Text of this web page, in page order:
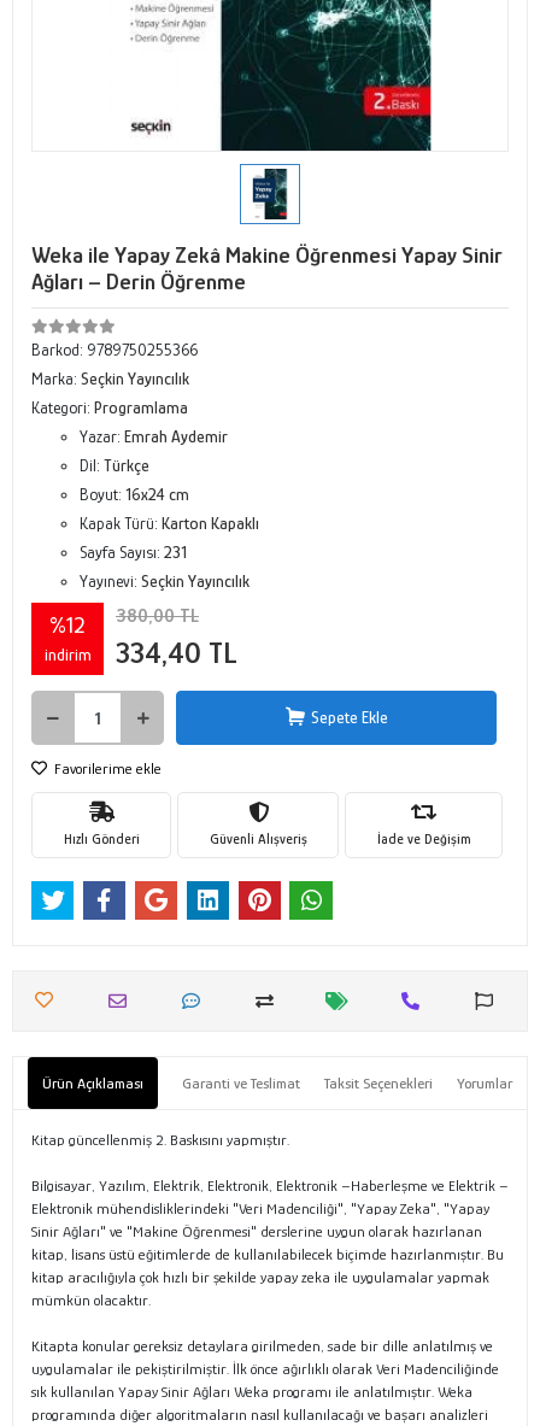
Weka ile Yapay Zekâ Makine Öğrenmesi Yapay Sinir
Ağları – Derin Öğrenme
Barkod: 9789750255366
Marka: Seçkin Yayıncılık
Kategori: Programlama
Yazar: Emrah Aydemir
Dil: Türkçe
Boyut: 16x24 cm
Kapak Türü: Karton Kapaklı
Sayfa Sayısı: 231
Yayınevi: Seçkin Yayıncılık
%12
indirim
380,00 TL
334,40 TL
Sepete Ekle
Favorilerime ekle
Hızlı Gönderi Güvenli Alışveriş İade ve Değişim
Ürün Açıklaması Garanti ve Teslimat Taksit Seçenekleri Yorumlar
Kitap güncellenmiş 2. Baskısını yapmıştır.
Bilgisayar, Yazılım, Elektrik, Elektronik, Elektronik –Haberleşme ve Elektrik –
Elektronik mühendisliklerindeki "Veri Madenciliği", "Yapay Zeka", "Yapay
Sinir Ağları" ve "Makine Öğrenmesi" derslerine uygun olarak hazırlanan
kitap, lisans üstü eğitimlerde de kullanılabilecek biçimde hazırlanmıştır. Bu
kitap aracılığıyla çok hızlı bir şekilde yapay zeka ile uygulamalar yapmak
mümkün olacaktır.
Kitapta konular gereksiz detaylara girilmeden, sade bir dille anlatılmış ve
uygulamalar ile pekiştirilmiştir. İlk önce ağırlıklı olarak Veri Madenciliğinde
sık kullanılan Yapay Sinir Ağları Weka programı ile anlatılmıştır. Weka
programında diğer algoritmaların nasıl kullanılacağı ve başarı analizleri